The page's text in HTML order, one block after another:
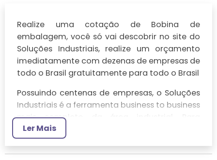
Realize uma cotação de Bobina de
embalagem, você só vai descobrir no site do
Soluções Industriais, realize um orçamento
imediatamente com dezenas de empresas de
todo o Brasil gratuitamente para todo o Brasil
Possuindo centenas de empresas, o Soluções
Industriais é a ferramenta business to business
mais completo da área industrial. Para
realizar um orçamento de Bobina de
embalagem, clique em um ou mais dos
anuciantes a seguir:
Ler Mais